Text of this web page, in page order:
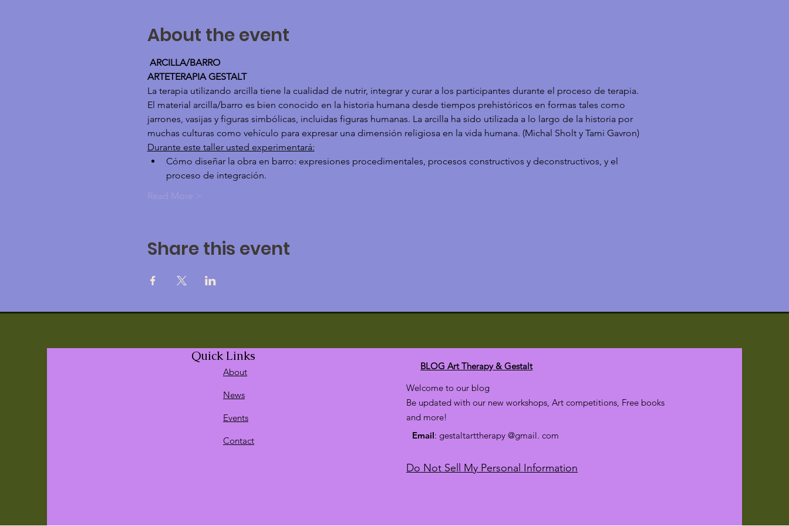
About the event
ARCILLA/BARRO
ARTETERAPIA GESTALT
La terapia utilizando arcilla tiene la cualidad de nutrir, integrar y curar a los participantes durante el proceso de terapia.
El material arcilla/barro es bien conocido en la historia humana desde tiempos prehistóricos en formas tales como
jarrones, vasijas y figuras simbólicas, incluidas figuras humanas. La arcilla ha sido utilizada a lo largo de la historia por
muchas culturas como vehículo para expresar una dimensión religiosa en la vida humana. (Michal Sholt y Tami Gavron)
Durante este taller usted experimentará:
Cómo diseñar la obra en barro: expresiones procedimentales, procesos constructivos y deconstructivos, y el
proceso de integración.
Read More >
Share this event
Quick Links
About
News
Events
Contact
BLOG Art Therapy & Gestalt
Welcome to our blog
Be updated with our new workshops, Art competitions, Free books
and more!
Email: gestaltarttherapy @gmail. com
Do Not Sell My Personal Information